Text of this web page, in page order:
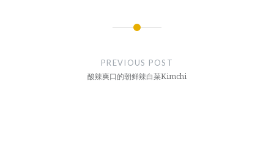
PREVIOUS POST
酸辣爽口的朝鲜辣白菜Kimchi